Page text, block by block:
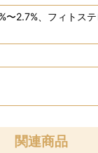
2.7%、フィトス
関連商品